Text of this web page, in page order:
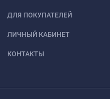
ДЛЯ ПОКУПАТЕЛЕЙ
ЛИЧНЫЙ КАБИНЕТ
КОНТАКТЫ